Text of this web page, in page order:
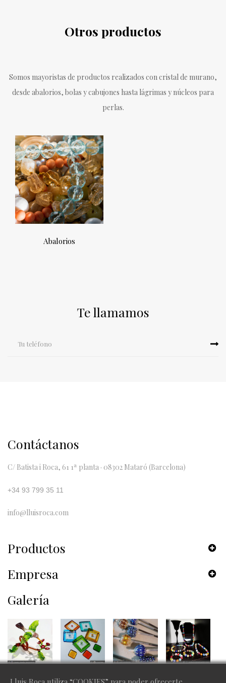
Otros productos
Somos mayoristas de productos realizados con cristal de murano,
desde abalorios, bolas y cabujones hasta lágrimas y núcleos para
perlas.
Abalorios
Te llamamos
Contáctanos
C/ Batista i Roca, 61 1ª planta · 08302 Mataró (Barcelona)
+34 93 799 35 11
info@lluisroca.com
Productos
Empresa
Galería